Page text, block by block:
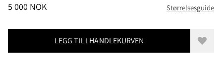
PRIS: 5 000 NOK, REDUSERT FRA 5 000 NOK
5 000 NOK Størrelsesguide
LEGG TIL I HANDLEKURVEN Legg